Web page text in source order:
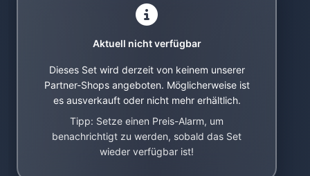
Aktuell nicht verfügbar
Dieses Set wird derzeit von keinem unserer
Partner-Shops angeboten. Möglicherweise ist
es ausverkauft oder nicht mehr erhältlich.
Tipp: Setze einen Preis-Alarm, um
benachrichtigt zu werden, sobald das Set
wieder verfügbar ist!